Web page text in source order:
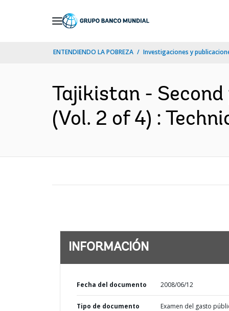
ENTENDIENDO LA POBREZA Investigaciones y
Tajikistan -
(Vol. 2 of 4) :
INFORMACIÓN
Fecha del documento 2008/06/12
Tipo de documento Examen del gasto